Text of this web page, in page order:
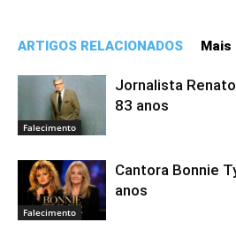
ARTIGOS RELACIONADOS Mais
Falecimento
Jornalista
83 anos
Falecimento
Cantora Bonnie
anos